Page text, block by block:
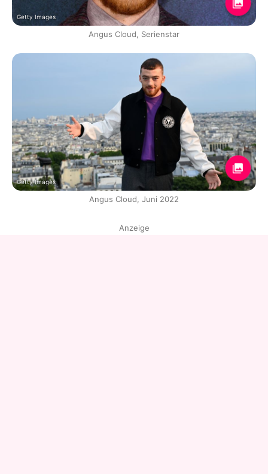
Getty Images
Angus Cloud, Serienstar
Getty Images
Angus Cloud, Juni 2022
Anzeige